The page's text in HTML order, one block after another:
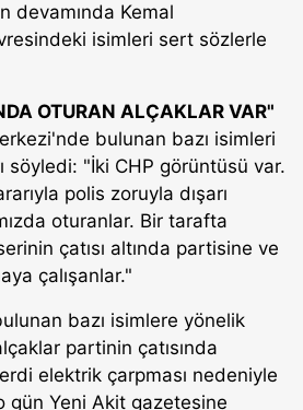
devamında Kemal
isimleri sert sözlerle
OTURAN ALÇAKLAR VAR"
bulunan bazı isimleri
söyledi: "İki CHP görüntüsü var.
polis zoruyla dışarı
oturanlar. Bir tarafta
çatısı altında partisine ve
çalışanlar."
bazı isimlere yönelik
partinin çatısında
elektrik çarpması nedeniyle
gün Yeni Akit gazetesine